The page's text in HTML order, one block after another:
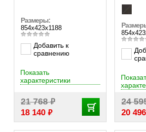
Размеры:
854х423х1188
Добавить к
сравнению
21 768₽
18 140 ₽
Показать
характеристики
24
20 496